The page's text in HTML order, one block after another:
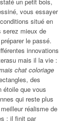
vous essayer
situé en
serez mieux de
le passé.
innovations
mais il la vie :
chat coloriage
des
étoile que vous
qui reste plus
réalisme de
: il finit par